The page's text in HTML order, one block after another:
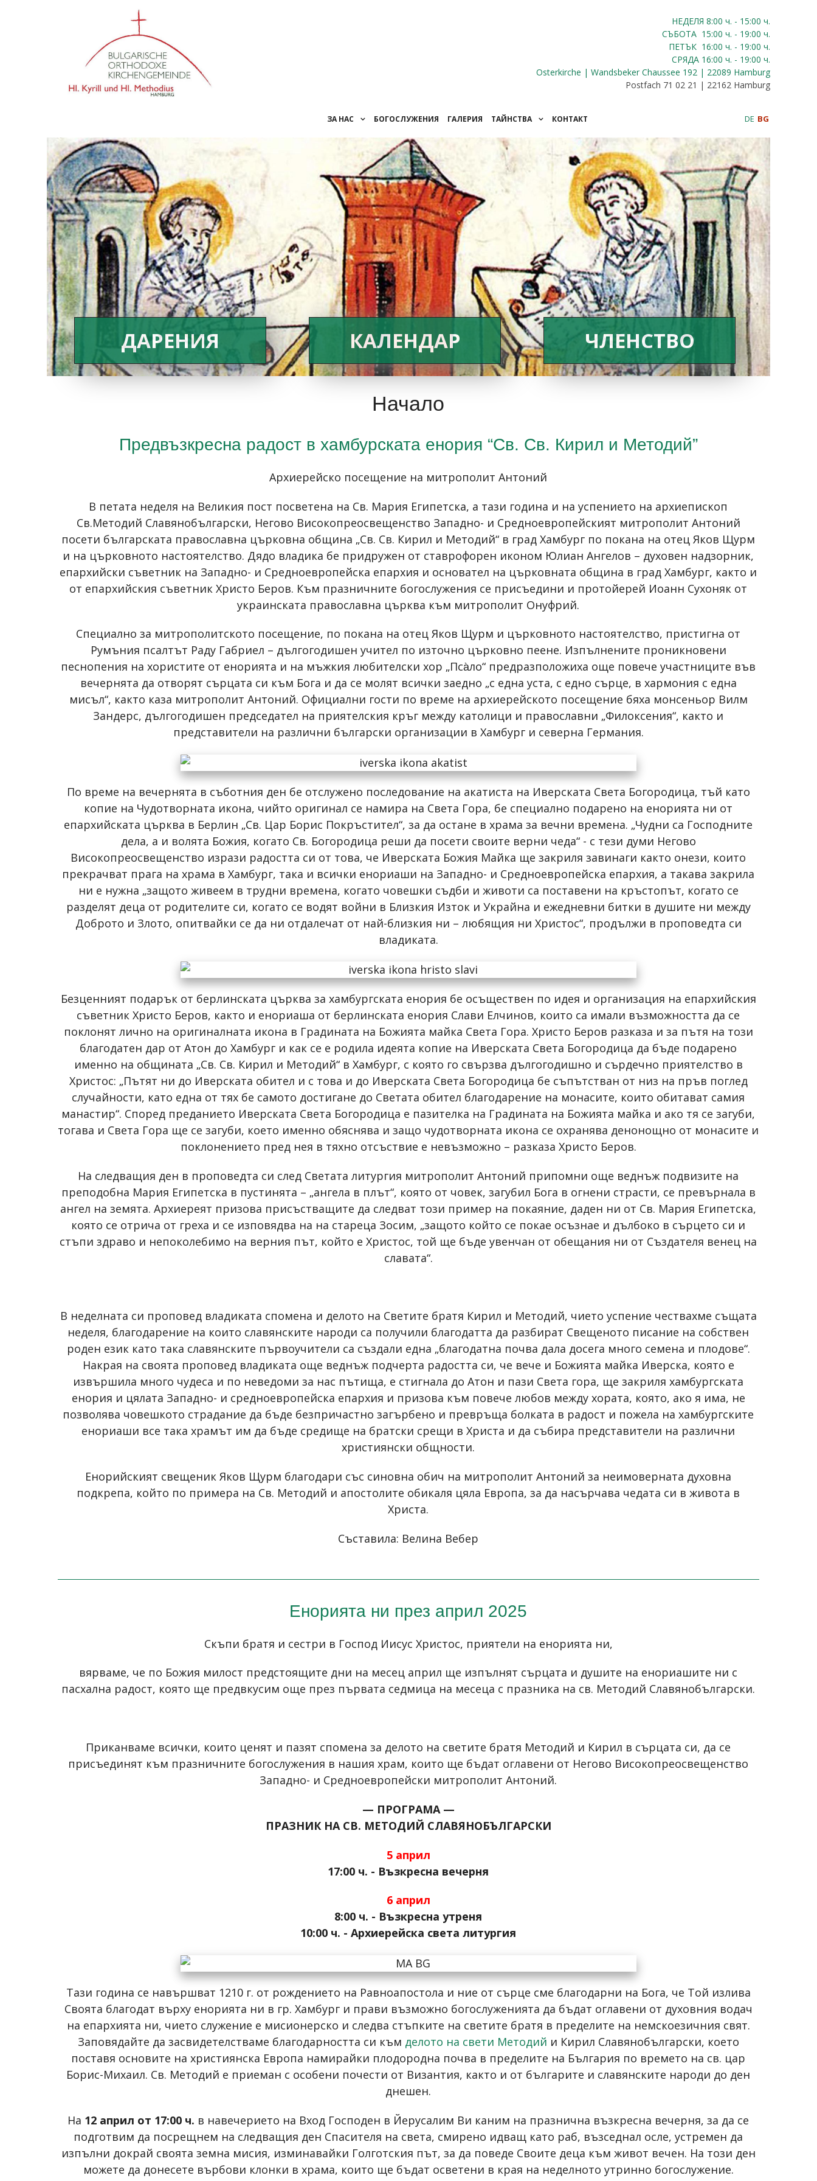
НЕДЕЛЯ 8:00 ч. - 15:00 ч.
СЪБОТА 15:00 ч. - 19:00 ч.
ПЕТЪК 16:00 ч. - 19:00 ч.
СРЯДА 16:00 ч. - 19:00 ч.
Osterkirche | Wandsbeker Chaussee 192 | 22089 Hamburg
Postfach 71 02 21 | 22162 Hamburg
ЗА НАС БОГОСЛУЖЕНИЯ ГАЛЕРИЯ ТАЙНСТВА КОНТАКТ DE BG
ДАРЕНИЯ КАЛЕНДАР ЧЛЕНСТВО
Начало
Предвъзкресна радост в хамбурската енория “Св. Св. Кирил и Методий”
Архиерейско посещение на митрополит Антоний
В петата неделя на Великия пост посветена на Св. Мария Египетска, а тази година и на успението на архиепископ
Св.Методий Славянобългарски, Негово Високопреосвещенство Западно- и Средноевропейският митрополит Антоний
посети българската православна църковна община „Св. Св. Кирил и Методий“ в град Хамбург по покана на отец Яков Щурм
и на църковното настоятелство. Дядо владика бе придружен от ставрофорен иконом Юлиан Ангелов – духовен надзорник,
епархийски съветник на Западно- и Средноевропейска епархия и основател на църковната община в град Хамбург, както и
от епархийския съветник Христо Беров. Към празничните богослужения се присъедини и протойерей Иоанн Сухоняк от
украинската православна църква към митрополит Онуфрий.
Специално за митрополитското посещение, по покана на отец Яков Щурм и църковното настоятелство, пристигна от
Румъния псалтът Раду Габриел – дългогодишен учител по източно църковно пеене. Изпълнените проникновени
песнопения на хористите от енорията и на мъжкия любителски хор „Пса̀ло“ предразположиха още повече участниците във
вечернята да отворят сърцата си към Бога и да се молят всички заедно „с една уста, с едно сърце, в хармония с една
мисъл“, както каза митрополит Антоний. Официални гости по време на архиерейското посещение бяха монсеньор Вилм
Зандерс, дългогодишен председател на приятелския кръг между католици и православни „Филоксения“, както и
представители на различни български организации в Хамбург и северна Германия.
По време на вечернята в съботния ден бе отслужено последование на акатиста на Иверската Света Богородица, тъй като
копие на Чудотворната икона, чийто оригинал се намира на Света Гора, бе специално подарено на енорията ни от
епархийската църква в Берлин „Св. Цар Борис Покръстител“, за да остане в храма за вечни времена. „Чудни са Господните
дела, а и волята Божия, когато Св. Богородица реши да посети своите верни чеда“ - с тези думи Негово
Високопреосвещенство изрази радостта си от това, че Иверската Божия Майка ще закриля завинаги както онези, които
прекрачват прага на храма в Хамбург, така и всички енориаши на Западно- и Средноевропейска епархия, а такава закрила
ни е нужна „защото живеем в трудни времена, когато човешки съдби и животи са поставени на кръстопът, когато се
разделят деца от родителите си, когато се водят войни в Близкия Изток и Украйна и ежедневни битки в душите ни между
Доброто и Злото, опитвайки се да ни отдалечат от най-близкия ни – любящия ни Христос“, продължи в проповедта си
владиката.
Безценният подарък от берлинската църква за хамбургската енория бе осъществен по идея и организация на епархийския
съветник Христо Беров, както и енориаша от берлинската енория Слави Елчинов, които са имали възможността да се
поклонят лично на оригиналната икона в Градината на Божията майка Света Гора. Христо Беров разказа и за пътя на този
благодатен дар от Атон до Хамбург и как се е родила идеята копие на Иверската Света Богородица да бъде подарено
именно на общината „Св. Св. Кирил и Методий“ в Хамбург, с която го свързва дългогодишно и сърдечно приятелство в
Христос: „Пътят ни до Иверската обител и с това и до Иверската Света Богородица бе съпътстван от низ на пръв поглед
случайности, като една от тях бе самото достигане до Светата обител благодарение на монасите, които обитават самия
манастир“. Според преданието Иверската Света Богородица е пазителка на Градината на Божията майка и ако тя се загуби,
тогава и Света Гора ще се загуби, което именно обяснява и защо чудотворната икона се охранява денонощно от монасите и
поклонението пред нея в тяхно отсъствие е невъзможно – разказа Христо Беров.
На следващия ден в проповедта си след Светата литургия митрополит Антоний припомни още веднъж подвизите на
преподобна Мария Египетска в пустинята – „ангела в плът“, която от човек, загубил Бога в огнени страсти, се превърнала в
ангел на земята. Архиереят призова присъстващите да следват този пример на покаяние, даден ни от Св. Мария Египетска,
която се отрича от греха и се изповядва на на стареца Зосим, „защото който се покае осъзнае и дълбоко в сърцето си и
стъпи здраво и непоколебимо на верния път, който е Христос, той ще бъде увенчан от обещания ни от Създателя венец на
славата“.
В неделната си проповед владиката спомена и делото на Светите братя Кирил и Методий, чието успение чествахме същата
неделя, благодарение на които славянските народи са получили благодатта да разбират Свещеното писание на собствен
роден език като така славянските първоучители са създали една „благодатна почва дала досега много семена и плодове“.
Накрая на своята проповед владиката още веднъж подчерта радостта си, че вече и Божията майка Иверска, която е
извършила много чудеса и по неведоми за нас пътища, е стигнала до Атон и пази Света гора, ще закриля хамбургската
енория и цялата Западно- и средноевропейска епархия и призова към повече любов между хората, която, ако я има, не
позволява човешкото страдание да бъде безпричастно загърбено и превръща болката в радост и пожела на хамбургските
енориаши все така храмът им да бъде средище на братски срещи в Христа и да събира представители на различни
християнски общности.
Енорийският свещеник Яков Щурм благодари със синовна обич на митрополит Антоний за неимоверната духовна
подкрепа, който по примера на Св. Методий и апостолите обикаля цяла Европа, за да насърчава чедата си в живота в
Христа.
Съставила: Велина Вебер
Енорията ни през април 2025
Скъпи братя и сестри в Господ Иисус Христос, приятели на енорията ни,
вярваме, че по Божия милост предстоящите дни на месец април ще изпълнят сърцата и душите на енориашите ни с
пасхална радост, която ще предвкусим още през първата седмица на месеца с празника на св. Методий Славянобългарски.
Приканваме всички, които ценят и пазят спомена за делото на светите братя Методий и Кирил в сърцата си, да се
присъединят към празничните богослужения в нашия храм, които ще бъдат оглавени от Негово Високопреосвещенство
Западно- и Средноевропейски митрополит Антоний.
— ПРОГРАМА —
ПРАЗНИК НА СВ. МЕТОДИЙ СЛАВЯНОБЪЛГАРСКИ
5 април
17:00 ч. - Възкресна вечерня
6 април
8:00 ч. - Възкресна утреня
10:00 ч. - Архиерейска света литургия
Тази година се навършват 1210 г. от рождението на Равноапостола и ние от сърце сме благодарни на Бога, че Той излива
Своята благодат върху енорията ни в гр. Хамбург и прави възможно богослуженията да бъдат оглавени от духовния водач
на епархията ни, чието служение е мисионерско и следва стъпките на светите братя в пределите на немскоезичния свят.
Заповядайте да засвидетелстваме благодарността си към делото на свети Методий и Кирил Славянобългарски, което
поставя основите на християнска Европа намирайки плодородна почва в пределите на България по времето на св. цар
Борис-Михаил. Св. Методий е приеман с особени почести от Византия, както и от българите и славянските народи до ден
днешен.
На 12 април от 17:00 ч. в навечерието на Вход Господен в Йерусалим Ви каним на празнична възкресна вечерня, за да се
подготвим да посрещнем на следващия ден Спасителя на света, смирено идващ като раб, възседнал осле, устремен да
изпълни докрай своята земна мисия, изминавайки Голготския път, за да поведе Своите деца към живот вечен. На този ден
можете да донесете върбови клонки в храма, които ще бъдат осветени в края на неделното утринно богослужение.